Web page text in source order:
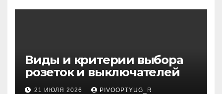
Виды и критерии выбора
розеток и выключателей
21 ИЮЛЯ 2026 PIVOOPTYUG_R